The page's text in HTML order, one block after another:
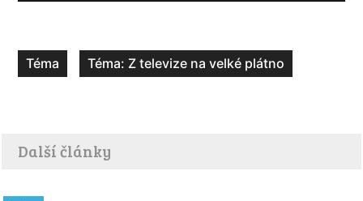
Téma Téma: Z televize na velké plátno
Další články